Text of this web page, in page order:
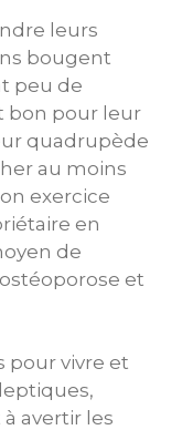
leurs
bougent
peu de
bon pour leur
quadrupède
au moins
exercice
en
de
et
pour vivre et
avertir les